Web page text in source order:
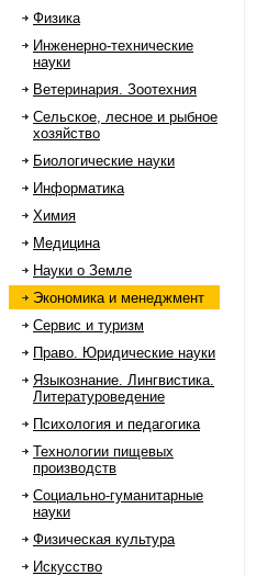
Физика
Инженерно-технические
науки
Ветеринария. Зоотехния
Сельское, лесное и рыбное
хозяйство
Биологические науки
Информатика
Химия
Медицина
Науки о Земле
Экономика и менеджмент
Сервис и туризм
Право. Юридические науки
Языкознание. Лингвистика.
Литературоведение
Психология и педагогика
Технологии пищевых
производств
Социально-гуманитарные
науки
Физическая культура
Искусство